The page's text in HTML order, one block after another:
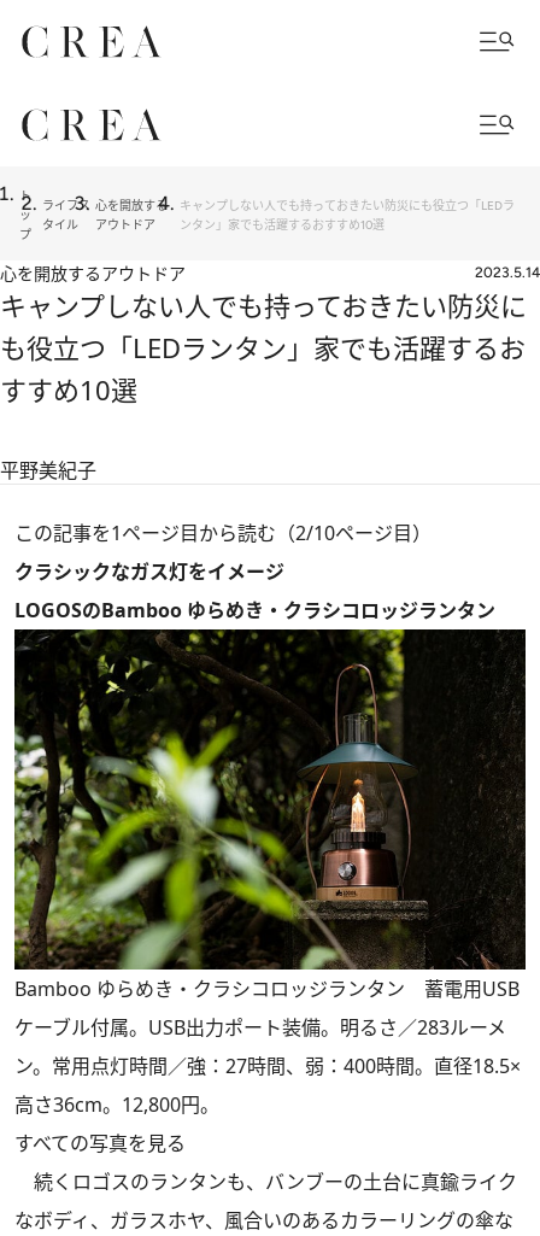
ト
ッ
プ
ライフス
タイル
心を開放する
アウトドア
キャンプしない人でも持っておきたい防災にも役立つ「LEDラ
ンタン」家でも活躍するおすすめ10選
心を開放するアウトドア 2023.5.14
キャンプしない人でも持っておきたい防災に
も役立つ「LEDランタン」家でも活躍するお
すすめ10選
平野美紀子
この記事を1ページ目から読む（2/10ページ目）
クラシックなガス灯をイメージ
LOGOSのBamboo ゆらめき・クラシコロッジランタン
Bamboo ゆらめき・クラシコロッジランタン 蓄電用USB
ケーブル付属。USB出力ポート装備。明るさ／283ルーメ
ン。常用点灯時間／強：27時間、弱：400時間。直径18.5×
高さ36cm。12,800円。
すべての写真を見る
続くロゴスのランタンも、バンブーの土台に真鍮ライク
なボディ、ガラスホヤ、風合いのあるカラーリングの傘な